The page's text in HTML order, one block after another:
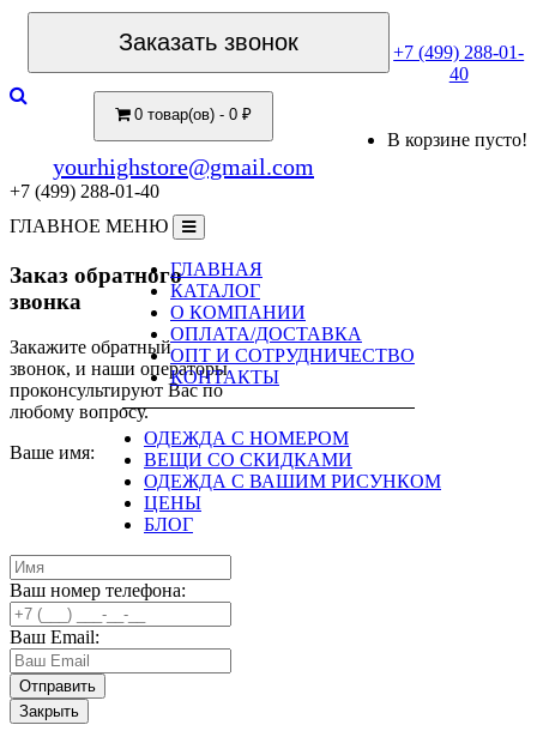
Заказать звонок
+7 (499) 288-01-
40
0 товар(ов) - 0 ₽
В корзине пусто!
yourhighstore@gmail.com
+7 (499) 288-01-40
ГЛАВНОЕ МЕНЮ
ГЛАВНАЯ
КАТАЛОГ
О КОМПАНИИ
ОПЛАТА/ДОСТАВКА
ОПТ И СОТРУДНИЧЕСТВО
КОНТАКТЫ
ОДЕЖДА С НОМЕРОМ
ВЕЩИ СО СКИДКАМИ
ОДЕЖДА С ВАШИМ РИСУНКОМ
ЦЕНЫ
БЛОГ
Заказ обратного
звонка
Закажите обратный
звонок, и наши операторы
проконсультируют Вас по
любому вопросу.
Ваше имя:
Ваш номер телефона:
Ваш Email:
Закрыть